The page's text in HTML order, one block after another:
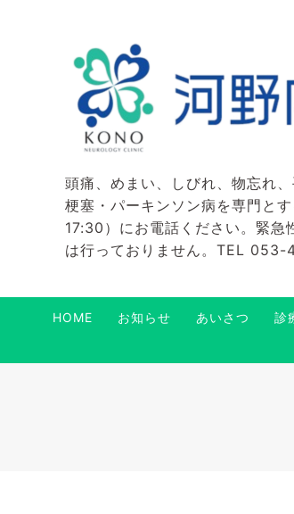
頭痛、めまい、しびれ、物忘れ
梗塞・パーキンソン病を専門と
17:30）にお電話ください。緊急
は行っておりません。TEL
HOME お知らせ あいさつ 診